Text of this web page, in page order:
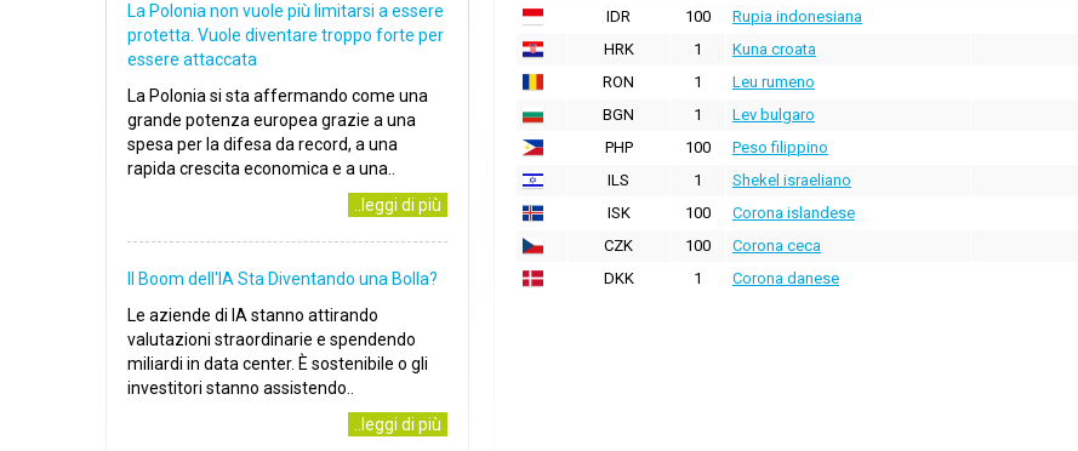
IDR
100 Rupia indonesiana
HRK
1 Kuna croata
RON
1 Leu rumeno
BGN
1 Lev bulgaro
PHP
100 Peso filippino
ILS
1 Shekel israeliano
ISK
100 Corona islandese
CZK
100 Corona ceca
DKK
1 Corona danese
La Polonia non vuole più limitarsi a essere
protetta. Vuole diventare troppo forte per
essere attaccata
La Polonia si sta affermando come una
grande potenza europea grazie a una
spesa per la difesa da record, a una
rapida crescita economica e a una..
..leggi di più
Il Boom dell'IA Sta Diventando una Bolla?
Le aziende di IA stanno attirando
valutazioni straordinarie e spendendo
miliardi in data center. È sostenibile o gli
investitori stanno assistendo..
..leggi di più